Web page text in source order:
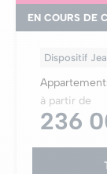
EN COURS DE
Dispositif
à partir de
236